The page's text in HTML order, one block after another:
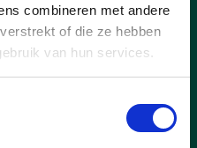
combineren met andere
of die ze hebben
van hun services.